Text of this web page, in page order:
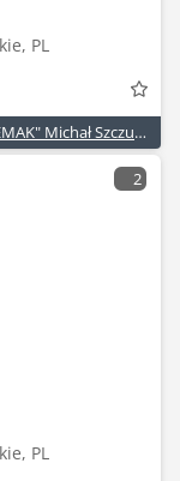
PL
Zakład Produkcyjno-Handlowo-Usługowy "AWEMAK" Michał Szczuraszek
2
PL